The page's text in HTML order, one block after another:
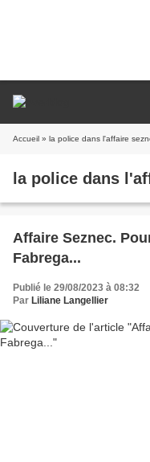
Accueil » la police dans l'affaire
la police dans
Affaire Seznec.
Fabrega...
Publié le 29/08/2023 à 08:32
Par Liliane Langellier